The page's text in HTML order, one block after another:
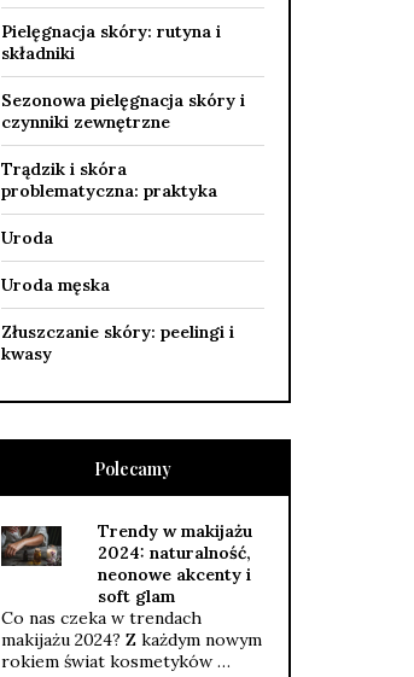
Pielęgnacja skóry: rutyna i
składniki
Sezonowa pielęgnacja skóry i
czynniki zewnętrzne
Trądzik i skóra
problematyczna: praktyka
Uroda
Uroda męska
Złuszczanie skóry: peelingi i
kwasy
Polecamy
Trendy w makijażu
2024: naturalność,
neonowe akcenty i
soft glam
Co nas czeka w trendach
makijażu 2024? Z każdym nowym
rokiem świat kosmetyków …